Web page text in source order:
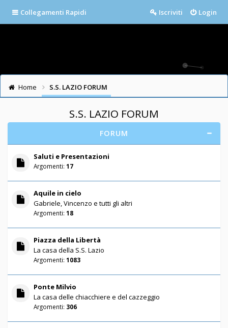
Collegamenti Rapidi Login
Iscriviti
Home S.S. LAZIO FORUM
S.S. LAZIO FORUM
FORUM
Saluti e Presentazioni
Argomenti: 17
Aquile in cielo
Gabriele, Vincenzo e tutti gli altri
Argomenti: 18
Piazza della Libertà
La casa della S.S. Lazio
Argomenti: 1083
Ponte Milvio
La casa delle chiacchiere e del cazzeggio
Argomenti: 306